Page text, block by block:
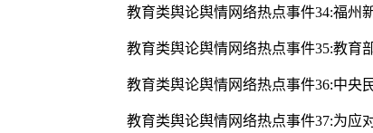
教育类舆论舆情网络热点事件34:福州
教育类舆论舆情网络热点事件35:教育
教育类舆论舆情网络热点事件36:中央
教育类舆论舆情网络热点事件37:为应